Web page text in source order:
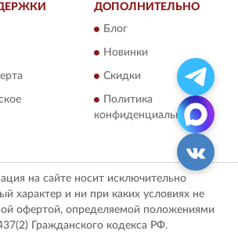
ДОПОЛНИТЕЛЬНО
Блог
Новинки
Скидки
Политика
конфиденциальности
на сайте носит исключительно
характер и ни при каких условиях не
офертой, определяемой положениями
Гражданского кодекса РФ.